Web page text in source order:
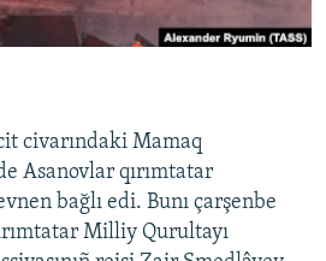
civarındaki Mamaq
Asanovlar qırımtatar
bağlı edi. Bunı çarşenbe
Milliy Qurultayı